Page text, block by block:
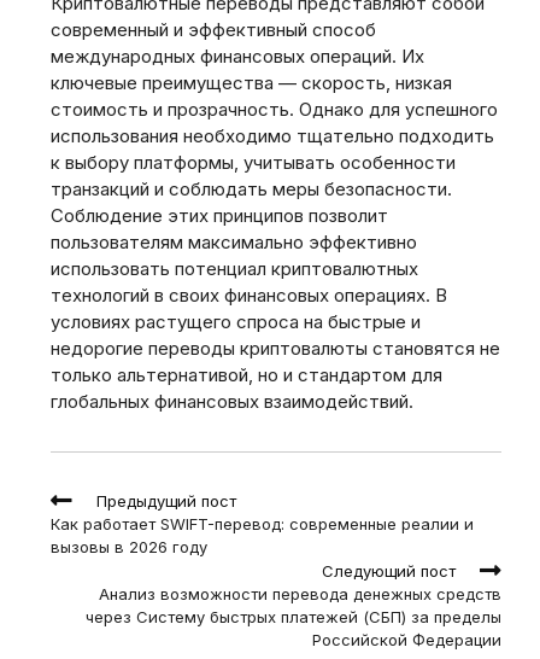
современный и эффективный способ
международных финансовых операций. Их
ключевые преимущества — скорость, низкая
стоимость и прозрачность. Однако для успешного
использования необходимо тщательно подходить
к выбору платформы, учитывать особенности
транзакций и соблюдать меры безопасности.
Соблюдение этих принципов позволит
пользователям максимально эффективно
использовать потенциал криптовалютных
технологий в своих финансовых операциях. В
условиях растущего спроса на быстрые и
недорогие переводы криптовалюты становятся не
только альтернативой, но и стандартом для
глобальных финансовых взаимодействий.
Read
more
articles
Предыдущий пост
Как работает SWIFT-перевод: современные реалии и
вызовы в 2026 году
Следующий пост
Анализ возможности перевода денежных средств
через Систему быстрых платежей (СБП) за пределы
Российской Федерации